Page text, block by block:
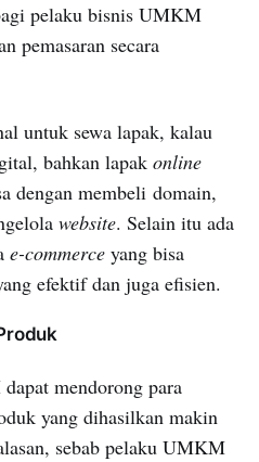
pelaku bisnis UMKM
pemasaran secara
untuk sewa lapak, kalau
bahkan lapak online
dengan membeli domain,
website. Selain itu ada
e-commerce yang bisa
efektif dan juga efisien.
mendorong para
yang dihasilkan makin
sebab pelaku UMKM